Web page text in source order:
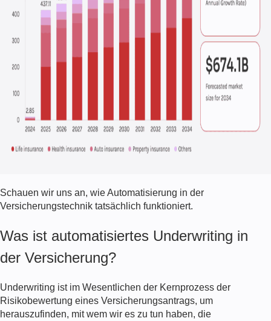
Schauen wir uns an, wieAutomatisierung in der
Versicherungstechnik tatsächlich funktioniert.
Was ist automatisiertes Underwriting in
der Versicherung?
Underwriting ist im Wesentlichen der Kernprozess der
Risikobewertung eines Versicherungsantrags, um
herauszufinden, mit wem wir es zu tun haben, die